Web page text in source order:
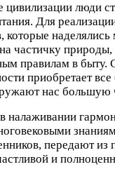
цивилизации люди
Для
которые
частичку
правилам в быту.
приобретает
нас большую
налаживании
передают
и